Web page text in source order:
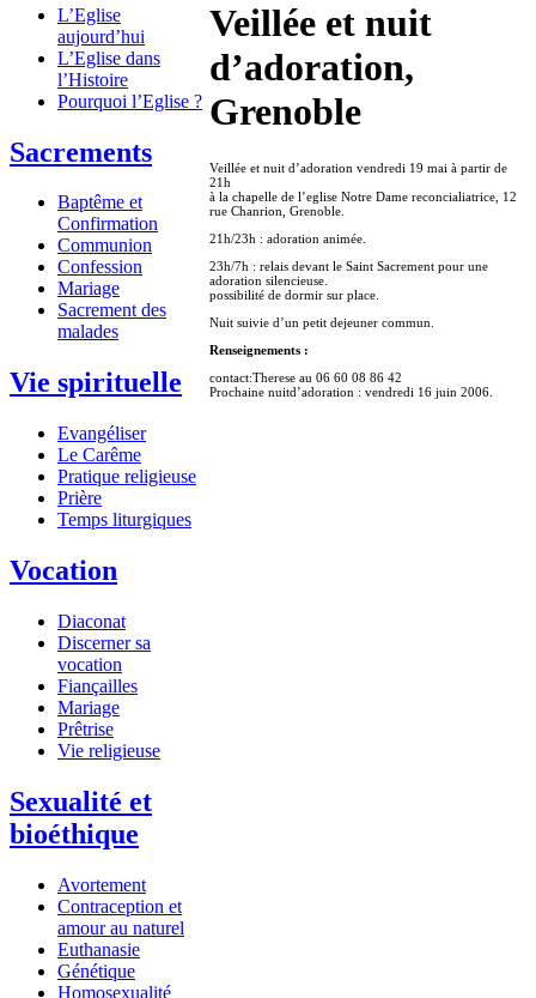
L’Eglise
aujourd’hui
L’Eglise dans
l’Histoire
Pourquoi l’Eglise ?
Sacrements
Baptême et
Confirmation
Communion
Confession
Mariage
Sacrement des
malades
Vie spirituelle
Evangéliser
Le Carême
Pratique religieuse
Prière
Temps liturgiques
Vocation
Diaconat
Discerner sa
vocation
Fiançailles
Mariage
Prêtrise
Vie religieuse
Sexualité et
bioéthique
Avortement
Contraception et
amour au naturel
Euthanasie
Génétique
Homosexualité
Veillée et nuit
d’adoration,
Grenoble
Veillée et nuit d’adoration vendredi 19 mai à partir de
21h
à la chapelle de l’eglise Notre Dame reconcialiatrice, 12
rue Chanrion, Grenoble.
21h/23h : adoration animée.
23h/7h : relais devant le Saint Sacrement pour une
adoration silencieuse.
possibilité de dormir sur place.
Nuit suivie d’un petit dejeuner commun.
Renseignements :
contact:Therese au 06 60 08 86 42
Prochaine nuitd’adoration : vendredi 16 juin 2006.